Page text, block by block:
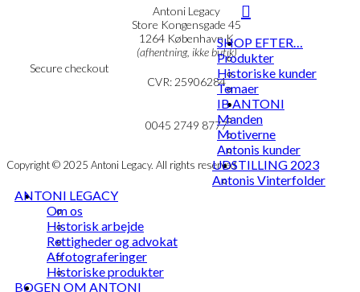
vælges
på
varesiden
Secure checkout
Antoni Legacy
Store Kongensgade 45
1264 København K
(afhentning, ikke butik)
CVR: 25906284
mail@ibantoni.com
0045 2749 8777
Copyright © 2025 Antoni Legacy. All rights reserved
SHOP EFTER…
Produkter
Historiske kunder
Temaer
IB ANTONI
Manden
Motiverne
Antonis kunder
UDSTILLING 2023
Antonis Vinterfolder
ANTONI LEGACY
Om os
Historisk arbejde
Rettigheder og advokat
Affotograferinger
Historiske produkter
BOGEN OM ANTONI